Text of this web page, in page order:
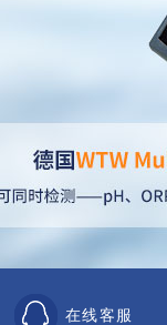
在线客服